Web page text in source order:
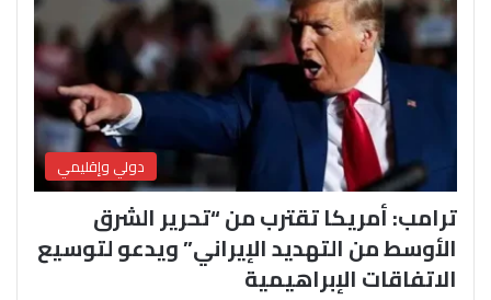
دولي وإقليمي
ترامب: أمريكا تقترب من “تحرير الشرق
الأوسط من التهديد الإيراني” ويدعو لتوسيع
الاتفاقات الإبراهيمية